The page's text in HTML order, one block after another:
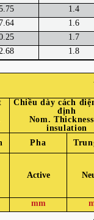
1.4
1.6
1.7
1.8
Chiều dày cách
định
Nom.
insulation
Pha
Active
mm